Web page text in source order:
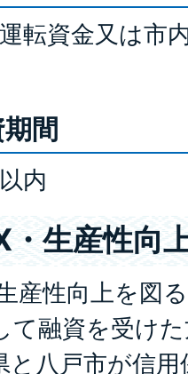
転資金又は市
間
内
・生産性向
産性向上を図
て融資を受け
と八戸市が信